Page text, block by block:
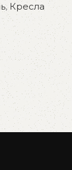
,Кресла